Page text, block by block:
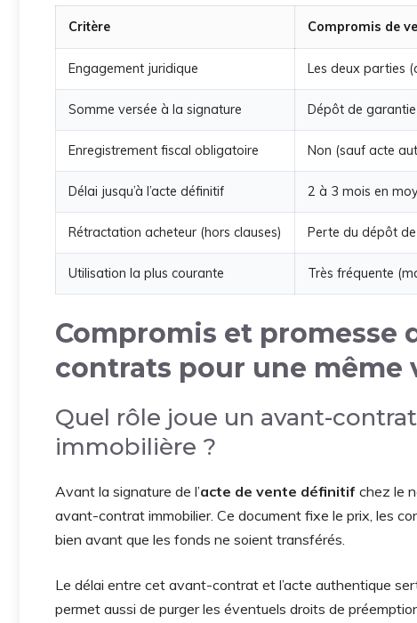
Critère Compromis de
Engagement juridique Les deux parties
Somme versée à la signature Dépôt de
Enregistrement fiscal obligatoire Non (sauf acte
Délai jusqu’à l’acte définitif 2 à 3 mois en
Rétractation acheteur (hors clauses) Perte du dépôt
Utilisation la plus courante Très fréquente
Compromis et promesse
contrats pour une même
Quel rôle joue un avant-
immobilière ?
Avant la signature de l’acte de vente définitif chez le
avant-contrat immobilier. Ce document fixe le prix, les
bien avant que les fonds ne soient transférés.
Le délai entre cet avant-contrat et l’acte authentique
permet aussi de purger les éventuels droits de